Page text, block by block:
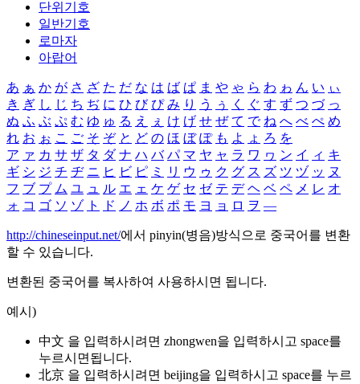
단위기호
일반기호
로마자
아랍어
あ ぁ か が さ ざ た だ な は ば ぱ ま や ゃ ら わ ゎ ん い ぃ
き ぎ し じ ち ぢ に ひ び ぴ み り う ぅ く ぐ す ず つ づ っ
ぬ ふ ぶ ぷ む ゆ ゅ る え ぇ け げ せ ぜ て で ね へ べ ぺ め
れ お ぉ こ ご そ ぞ と ど の ほ ぼ ぽ も よ ょ ろ を
ア ァ カ サ ザ タ ダ ナ ハ バ パ マ ヤ ャ ラ ワ ヮ ン イ ィ キ
ギ シ ジ チ ヂ ニ ヒ ビ ピ ミ リ ウ ゥ ク グ ス ズ ツ ヅ ッ ヌ
フ ブ プ ム ユ ュ ル エ ェ ケ ゲ セ ゼ テ デ ヘ ベ ペ メ レ オ
ォ コ ゴ ソ ゾ ト ド ノ ホ ボ ポ モ ヨ ョ ロ ヲ ―
http://chineseinput.net/에서 pinyin(병음)방식으로 중국어를 변환
할 수 있습니다.
변환된 중국어를 복사하여 사용하시면 됩니다.
예시)
中文 을 입력하시려면 zhongwen을 입력하시고 space를
누르시면됩니다.
北京 을 입력하시려면 beijing을 입력하시고 space를 누르